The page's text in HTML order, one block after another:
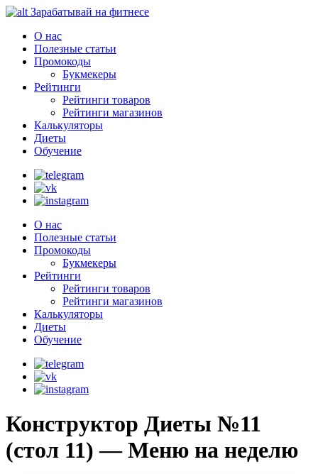
Зарабатывай на фитнесе
О нас
Полезные статьи
Промокоды
Букмекеры
Рейтинги
Рейтинги товаров
Рейтинги магазинов
Калькуляторы
Диеты
Обучение
О нас
Полезные статьи
Промокоды
Букмекеры
Рейтинги
Рейтинги товаров
Рейтинги магазинов
Калькуляторы
Диеты
Обучение
Конструктор Диеты №11
(стол 11) — Меню на неделю